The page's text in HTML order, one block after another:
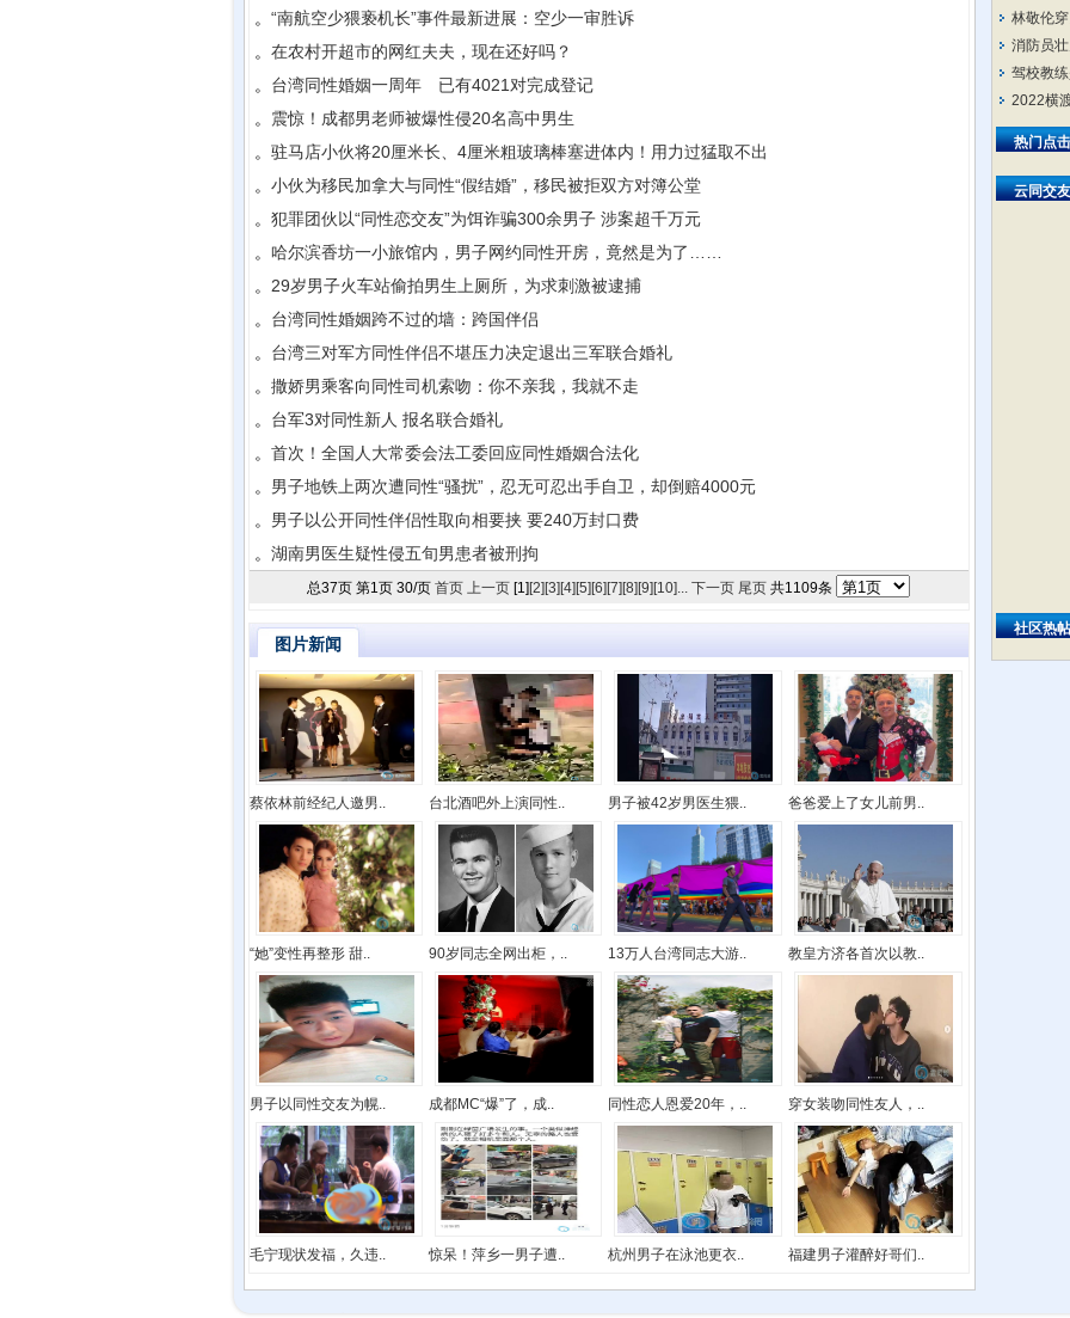
。 “南航空少猥亵机长”事件最新进展：空少一审胜诉
。 在农村开超市的网红夫夫，现在还好吗？
。 台湾同性婚姻一周年 已有4021对完成登记
。 震惊！成都男老师被爆性侵20名高中男生
。 驻马店小伙将20厘米长、4厘米粗玻璃棒塞进体内！用力过猛取不出
。 小伙为移民加拿大与同性“假结婚”，移民被拒双方对簿公堂
。 犯罪团伙以“同性恋交友”为饵诈骗300余男子 涉案超千万元
。 哈尔滨香坊一小旅馆内，男子网约同性开房，竟然是为了……
。 29岁男子火车站偷拍男生上厕所，为求刺激被逮捕
。 台湾同性婚姻跨不过的墙：跨国伴侣
。 台湾三对军方同性伴侣不堪压力决定退出三军联合婚礼
。 撒娇男乘客向同性司机索吻：你不亲我，我就不走
。 台军3对同性新人 报名联合婚礼
。 首次！全国人大常委会法工委回应同性婚姻合法化
。 男子地铁上两次遭同性“骚扰”，忍无可忍出手自卫，却倒赔4000元
。 男子以公开同性伴侣性取向相要挟 要240万封口费
。 湖南男医生疑性侵五旬男患者被刑拘
总37页 第1页30/页首页 上一页 [1] [2] [3] [4] [5] [6] [7] [8] [9] [10]... 下一页 尾页 共1109条
图片新闻
蔡依林前经纪人邀男.. 台北酒吧外上演同性.. 男子被42岁男医生猥.. 爸爸爱上了女儿前男..
“她”变性再整形 甜.. 90岁同志全网出柜，.. 13万人台湾同志大游.. 教皇方济各首次以教..
男子以同性交友为幌.. 成都MC“爆”了，成.. 同性恋人恩爱20年，.. 穿女装吻同性友人，..
毛宁现状发福，久违.. 惊呆！萍乡一男子遭.. 杭州男子在泳池更衣.. 福建男子灌醉好哥们..
林敬伦
消防员
驾校教
2022横
热门点击
云同交友
社区热帖